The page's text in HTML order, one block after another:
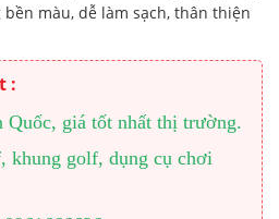
bền màu, dễ làm sạch, thân thiện
:
Quốc, giá tốt nhất thị trường.
khung golf, dụng cụ chơi